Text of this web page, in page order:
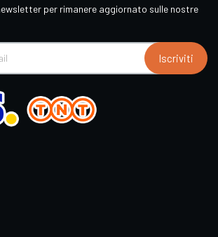
per rimanere aggiornato sulle nostre
Iscriviti